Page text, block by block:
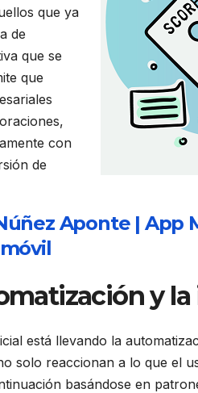
que ya
de
que se
que
con
de
Aponte | App
y
está llevando la
solo reaccionan a lo que el
basándose en